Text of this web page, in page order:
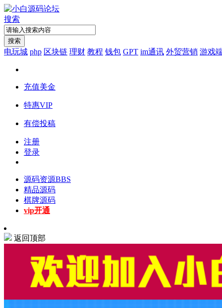
搜索
搜索
电玩城 php 区块链 理财 教程 钱包 GPT im通讯 外贸营销 游戏
充值美金
特惠VIP
有偿投稿
注册
登录
源码资源BBS
精品源码
棋牌源码
vip开通
返回顶部